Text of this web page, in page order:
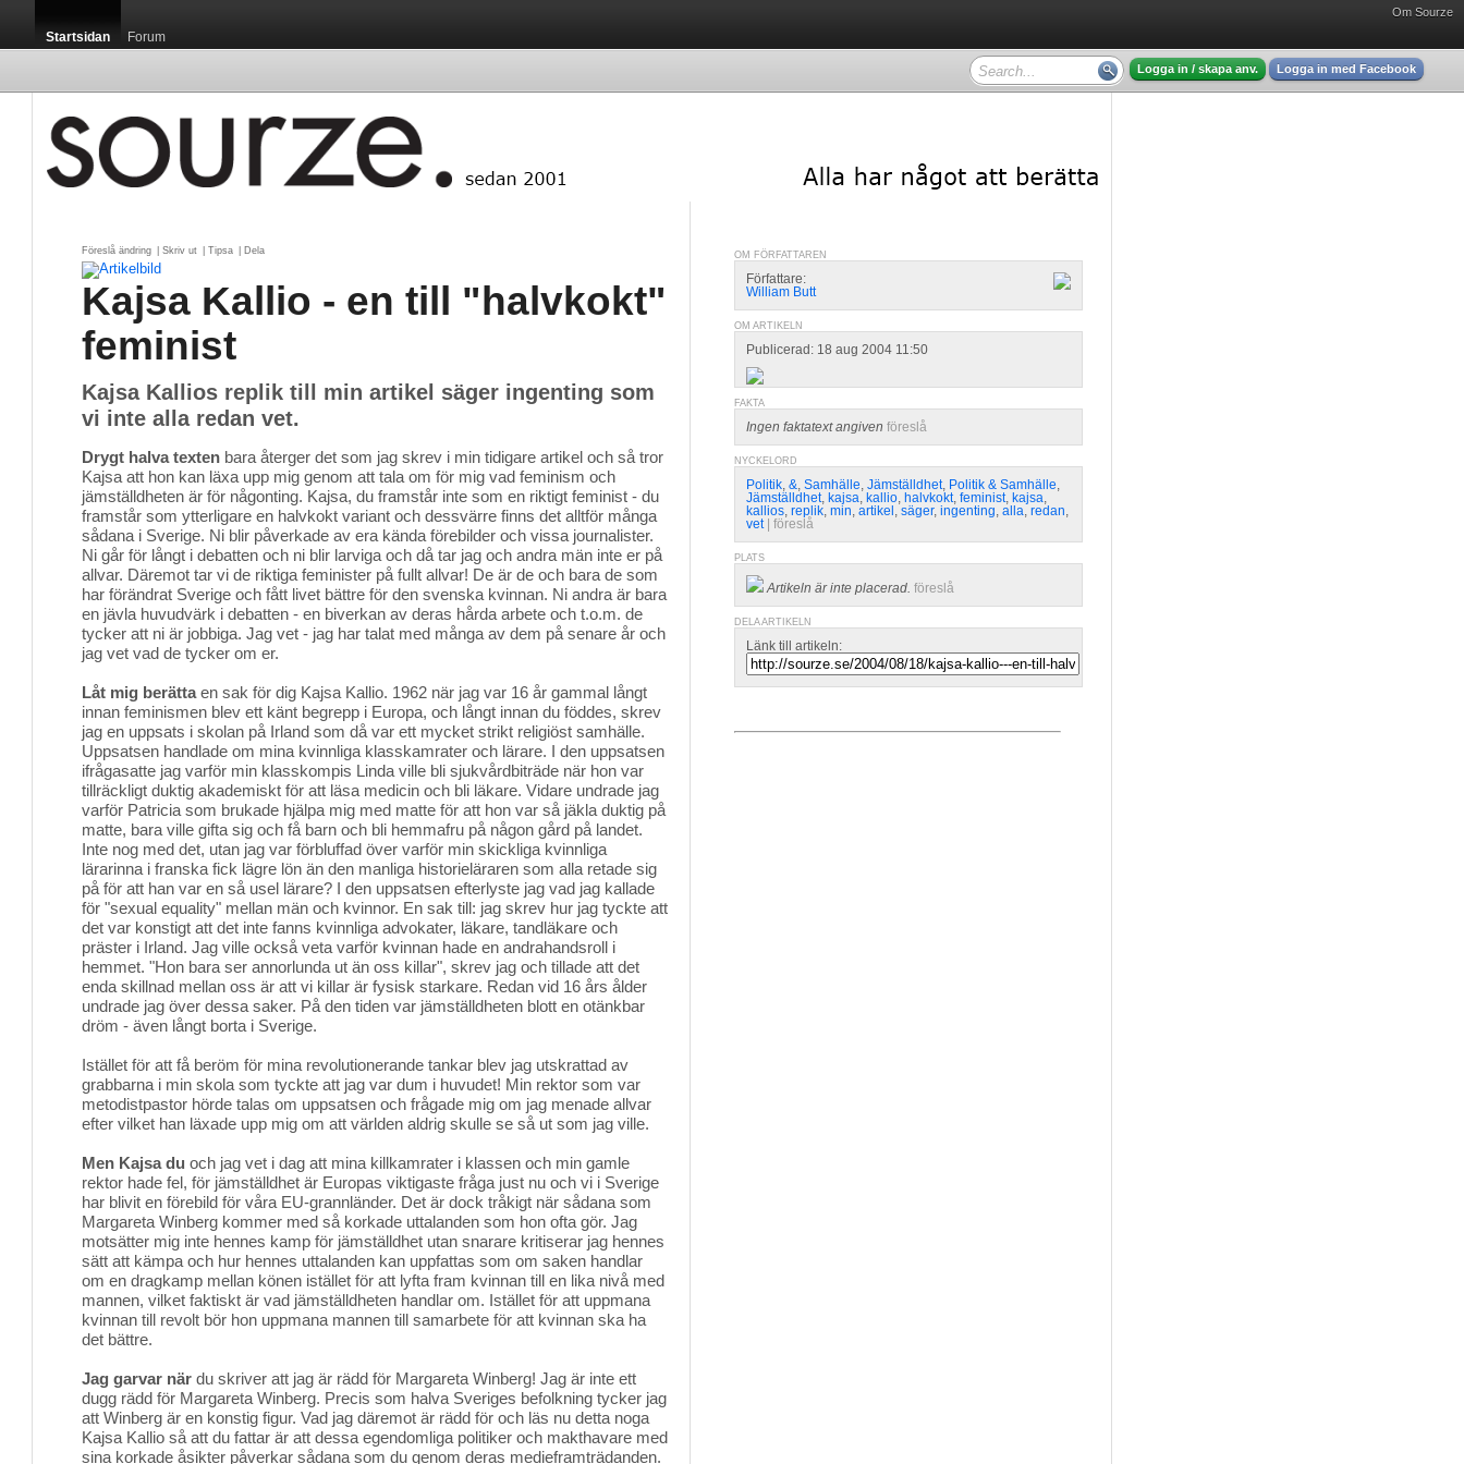
Om Sourze
Startsidan Forum
Logga in / skapa anv. Logga in med Facebook
Föreslå ändring Skriv ut Tipsa Dela
Kajsa Kallio - en till "halvkokt"
feminist
Kajsa Kallios replik till min artikel säger ingenting som
vi inte alla redan vet.
Drygt halva texten bara återger det som jag skrev i min tidigare artikel och så tror
Kajsa att hon kan läxa upp mig genom att tala om för mig vad feminism och
jämställdheten är för någonting. Kajsa, du framstår inte som en riktigt feminist - du
framstår som ytterligare en halvkokt variant och dessvärre finns det alltför många
sådana i Sverige. Ni blir påverkade av era kända förebilder och vissa journalister.
Ni går för långt i debatten och ni blir larviga och då tar jag och andra män inte er på
allvar. Däremot tar vi de riktiga feminister på fullt allvar! De är de och bara de som
har förändrat Sverige och fått livet bättre för den svenska kvinnan. Ni andra är bara
en jävla huvudvärk i debatten - en biverkan av deras hårda arbete och t.o.m. de
tycker att ni är jobbiga. Jag vet - jag har talat med många av dem på senare år och
jag vet vad de tycker om er.
Låt mig berättaen sak för dig Kajsa Kallio. 1962 när jag var 16 år gammal långt
innan feminismen blev ett känt begrepp i Europa, och långt innan du föddes, skrev
jag en uppsats i skolan på Irland som då var ett mycket strikt religiöst samhälle.
Uppsatsen handlade om mina kvinnliga klasskamrater och lärare. I den uppsatsen
ifrågasatte jag varför min klasskompis Linda ville bli sjukvårdbiträde när hon var
tillräckligt duktig akademiskt för att läsa medicin och bli läkare. Vidare undrade jag
varför Patricia som brukade hjälpa mig med matte för att hon var så jäkla duktig på
matte, bara ville gifta sig och få barn och bli hemmafru på någon gård på landet.
Inte nog med det, utan jag var förbluffad över varför min skickliga kvinnliga
lärarinna i franska fick lägre lön än den manliga historieläraren som alla retade sig
på för att han var en så usel lärare? I den uppsatsen efterlyste jag vad jag kallade
för "sexual equality" mellan män och kvinnor. En sak till: jag skrev hur jag tyckte att
det var konstigt att det inte fanns kvinnliga advokater, läkare, tandläkare och
präster i Irland. Jag ville också veta varför kvinnan hade en andrahandsroll i
hemmet. "Hon bara ser annorlunda ut än oss killar", skrev jag och tillade att det
enda skillnad mellan oss är att vi killar är fysisk starkare. Redan vid 16 års ålder
undrade jag över dessa saker. På den tiden var jämställdheten blott en otänkbar
dröm - även långt borta i Sverige.
Istället för att få beröm för mina revolutionerande tankar blev jag utskrattad av
grabbarna i min skola som tyckte att jag var dum i huvudet! Min rektor som var
metodistpastor hörde talas om uppsatsen och frågade mig om jag menade allvar
efter vilket han läxade upp mig om att världen aldrig skulle se så ut som jag ville.
Men Kajsa du och jag vet i dag att mina killkamrater i klassen och min gamle
rektor hade fel, för jämställdhet är Europas viktigaste fråga just nu och vi i Sverige
har blivit en förebild för våra EU-grannländer. Det är dock tråkigt när sådana som
Margareta Winberg kommer med så korkade uttalanden som hon ofta gör. Jag
motsätter mig inte hennes kamp för jämställdhet utan snarare kritiserar jag hennes
sätt att kämpa och hur hennes uttalanden kan uppfattas som om saken handlar
om en dragkamp mellan könen istället för att lyfta fram kvinnan till en lika nivå med
mannen, vilket faktiskt är vad jämställdheten handlar om. Istället för att uppmana
kvinnan till revolt bör hon uppmana mannen till samarbete för att kvinnan ska ha
det bättre.
Jag garvar när du skriver att jag är rädd för Margareta Winberg! Jag är inte ett
dugg rädd för Margareta Winberg. Precis som halva Sveriges befolkning tycker jag
att Winberg är en konstig figur. Vad jag däremot är rädd för och läs nu detta noga
Kajsa Kallio så att du fattar är att dessa egendomliga politiker och makthavare med
sina korkade åsikter påverkar sådana som du genom deras medieframträdanden.
OM FÖRFATTAREN
Författare:
William Butt
OM ARTIKELN
Publicerad: 18 aug 2004 11:50
FAKTA
Ingen faktatext angiven föreslå
NYCKELORD
Politik, &, Samhälle, Jämställdhet, Politik & Samhälle,
Jämställdhet, kajsa, kallio, halvkokt, feminist, kajsa,
kallios, replik, min, artikel , säger, ingenting, alla, redan,
vet
föreslå
PLATS
Artikeln är inte placerad. föreslå
DELA ARTIKELN
Länk till artikeln: